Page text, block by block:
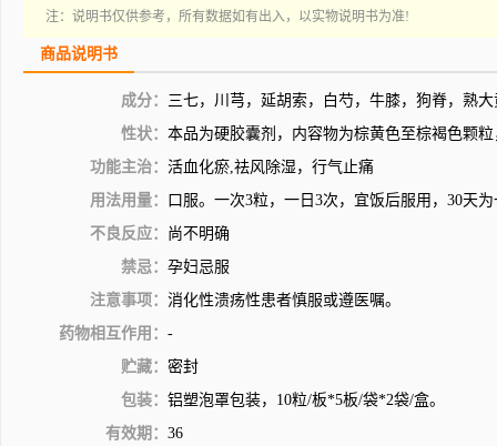
注：说明书仅供参考，所有数据如有出入，以实物说明书为准!
商品说明书
成分： 三七，川芎，延胡索，白芍，牛膝，狗脊，熟
性状： 本品为硬胶囊剂，内容物为棕黄色至棕褐色颗
功能主治： 活血化瘀,祛风除湿，行气止痛
用法用量：
口服。一次3粒，一日3次，宜饭后服用，30天
不良反应： 尚不明确
禁忌： 孕妇忌服
注意事项： 消化性溃疡性患者慎服或遵医嘱。
药物相互作用： -
贮藏： 密封
包装： 铝塑泡罩包装，10粒/板*5板/袋*2袋/盒。
有效期： 36